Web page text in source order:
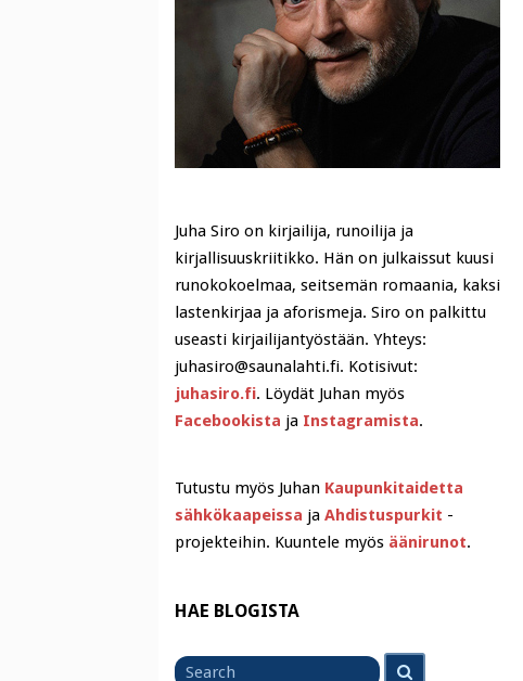
Juha Siro on kirjailija, runoilija ja
kirjallisuuskriitikko. Hän on julkaissut kuusi
runokokoelmaa, seitsemän romaania, kaksi
lastenkirjaa ja aforismeja. Siro on palkittu
useasti kirjailijantyöstään. Yhteys:
juhasiro@saunalahti.fi. Kotisivut:
juhasiro.fi. Löydät Juhan myös
Facebookista ja Instagramista.
Tutustu myös Juhan Kaupunkitaidetta
sähkökaapeissa ja Ahdistuspurkit -
projekteihin. Kuuntele myös äänirunot.
HAE BLOGISTA